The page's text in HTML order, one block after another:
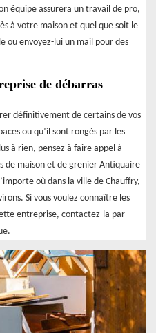
équipe assurera un travail de pro,
à votre maison et quel que soit le
ou envoyez-lui un mail pour des
de débarras
définitivement de certains de vos
ou qu’il sont rongés par les
à rien, pensez à faire appel à
de maison et de grenier Antiquaire
où dans la ville de Chauffry,
Si vous voulez connaître les
entreprise, contactez-la par